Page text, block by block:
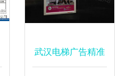
武汉电梯广告精准